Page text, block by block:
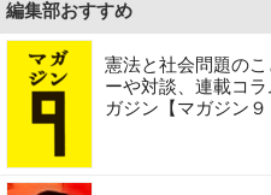
編集部おすすめ
憲法と社会問題の
ーや対談、連載コ
ガジン【マガジン９